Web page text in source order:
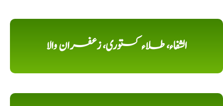
الشفاء، طلاء کستوری، زعفران والا